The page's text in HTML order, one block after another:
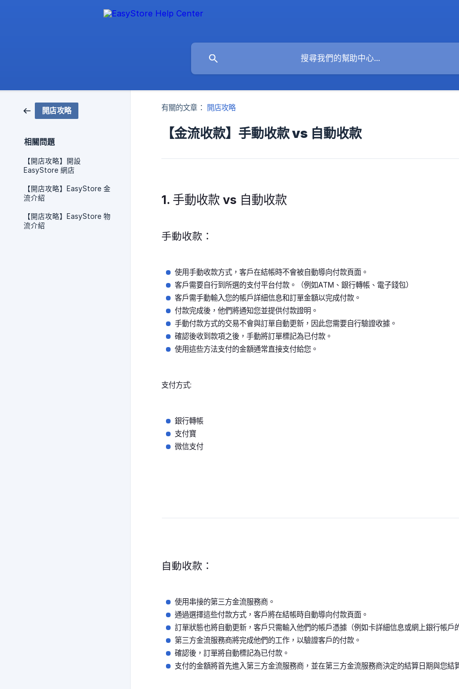
開店攻略
相關問題
【開店攻略】開設
EasyStore 網店
【開店攻略】EasyStore 金
流介紹
【開店攻略】EasyStore 物
流介紹
有關的文章： 開店攻略
【金流收款】手動收款 vs 自動收款
1. 手動收款 vs 自動收款
手動收款：
使用手動收款方式，客戶在結帳時不會被自動導向付款頁面。
客戶需要自行到所選的支付平台付款。（例如ATM、銀行轉帳、電子錢包）
客戶需手動輸入您的帳戶詳細信息和訂單金額以完成付款。
付款完成後，他們將通知您並提供付款證明。
手動付款方式的交易不會與訂單自動更新，因此您需要自行驗證收據。
確認後收到款項之後，手動將訂單標記為已付款。
使用這些方法支付的金額通常直接支付給您。
支付方式:
銀行轉帳
支付寶
微信支付
自動收款：
使用串接的第三方金流服務商。
通過選擇這些付款方式，客戶將在結帳時自動導向付款頁面。
訂單狀態也將自動更新，客戶只需輸入他們的帳戶憑據（例如卡詳細信息或網上銀行帳戶
第三方金流服務商將完成他們的工作，以驗證客戶的付款。
確認後，訂單將自動標記為已付款。
支付的金額將首先進入第三方金流服務商，並在第三方金流服務商決定的結算日期與您結